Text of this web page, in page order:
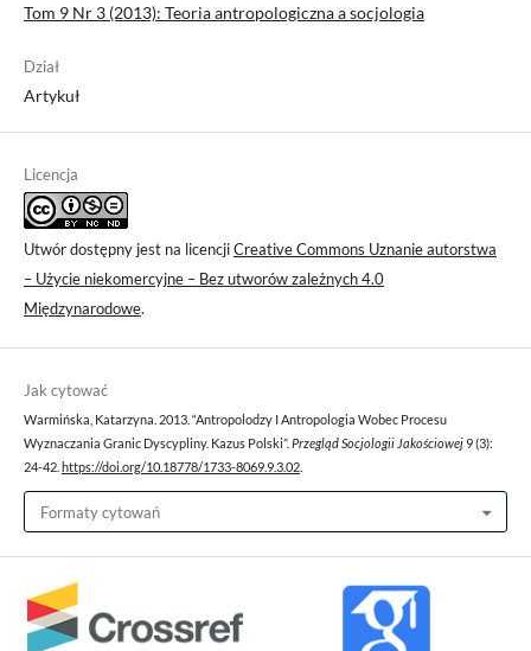
Tom 9 Nr 3 (2013): Teoria antropologiczna a socjologia
Dział
Artykuł
Licencja
Utwór dostępny jest na licencjiCreative Commons Uznanie autorstwa
– Użycie niekomercyjne – Bez utworów zależnych 4.0
Międzynarodowe.
Jak cytować
Warmińska, Katarzyna. 2013. “Antropolodzy I Antropologia Wobec Procesu
Wyznaczania Granic Dyscypliny. Kazus Polski”. Przegląd Socjologii Jakościowej9 (3):
24-42. https://doi.org/10.18778/1733-8069.9.3.02
Formaty cytowań